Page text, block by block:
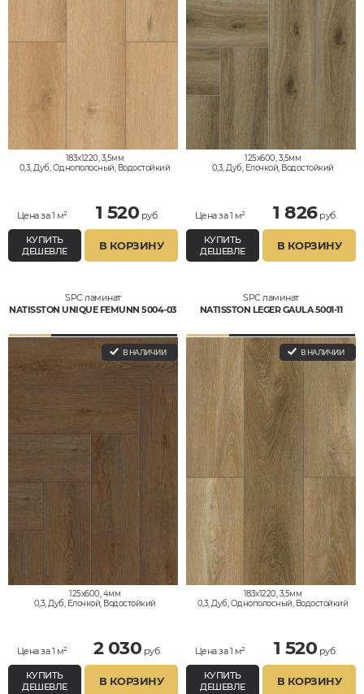
183x1220, 3,5мм
0,3, Дуб, Однополосный, Водостойкий
Цена за 1 м² 1 520 руб.
КУПИТЬ
ДЕШЕВЛЕ
В КОРЗИНУ
125x600, 3,5мм
0,3, Дуб, Елочкой, Водостойкий
Цена за 1 м² 1 826руб.
КУПИТЬ
ДЕШЕВЛЕ
В КОРЗИНУ
SPC ламинат
NATISSTON UNIQUE FEMUNN 5004-03
В НАЛИЧИИ
125x600, 4мм
0,3, Дуб, Елочкой, Водостойкий
Цена за 1 м² 2 030 руб.
КУПИТЬ
ДЕШЕВЛЕ
В КОРЗИНУ
SPC ламинат
NATISSTON LEGER GAULA 5001-11
В НАЛИЧИИ
183x1220, 3,5мм
0,3, Дуб, Однополосный, Водостойкий
Цена за 1 м² 1 520 руб.
КУПИТЬ
ДЕШЕВЛЕ
В КОРЗИНУ